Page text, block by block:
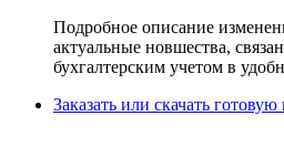
Подробное описание
актуальные новшества,
бухгалтерским учетом в
Заказать или скачать